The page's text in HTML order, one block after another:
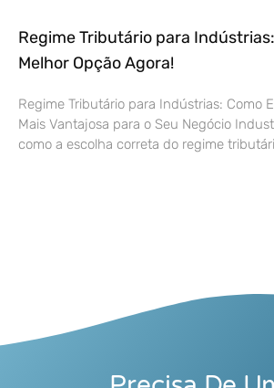
Regime Tributário para
Melhor Opção Agora!
Regime Tributário para Indústrias: Como
Mais Vantajosa para o Seu Negócio
como a escolha correta do regime